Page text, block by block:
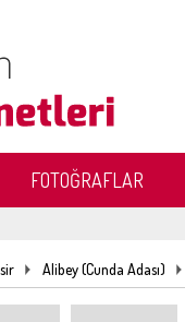
FOTOĞRAFLAR
Alibey (Cunda Adası)